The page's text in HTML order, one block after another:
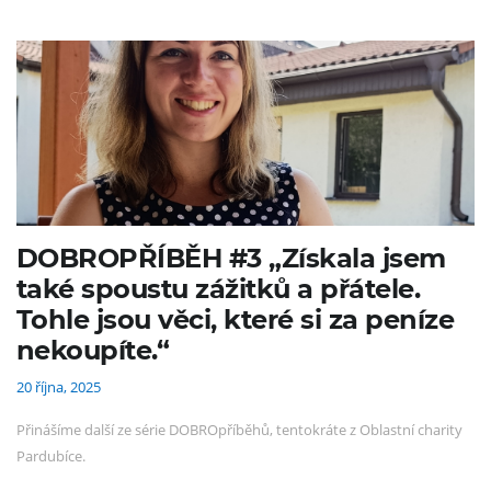
DOBROPŘÍBĚH #3 „Získala jsem
také spoustu zážitků a přátele.
Tohle jsou věci, které si za peníze
nekoupíte.“
20 října, 2025
Přinášíme další ze série DOBROpříběhů, tentokráte z Oblastní charity
Pardubíce.